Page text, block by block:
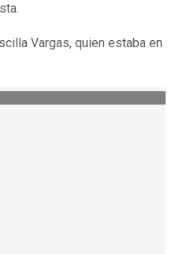
Vargas, quien estaba en